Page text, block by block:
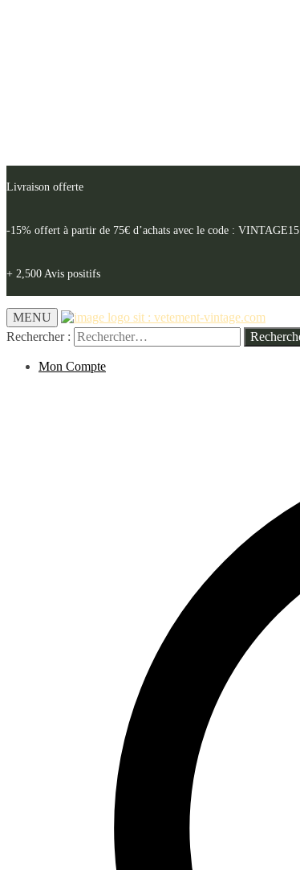
Livraison offerte
-15% offert à partir de 75€ d’achats avec le code : VINTAGE15
+ 2,500 Avis positifs
MENU
Rechercher :
Mon Compte